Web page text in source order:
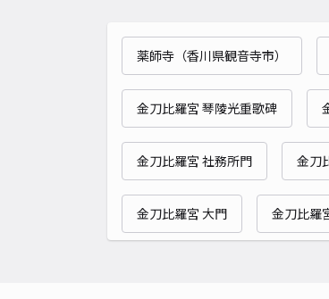
薬師寺（香川県観音寺市）
金刀比羅宮 琴陵光重歌碑
金刀比羅宮 社務所門 金刀
金刀比羅宮 大門 金刀比羅